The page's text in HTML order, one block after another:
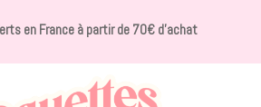
en France à partir de 70€ d’achat